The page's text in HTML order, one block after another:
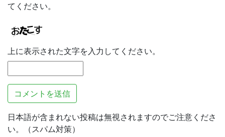
てください。
上に表示された文字を入力してください。
日本語が含まれない投稿は無視されますのでご注意くださ
い。（スパム対策）